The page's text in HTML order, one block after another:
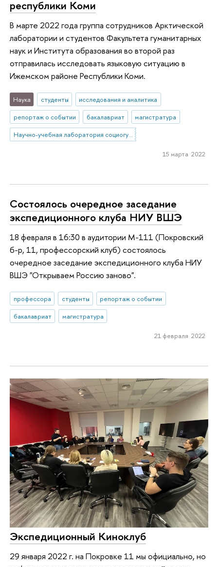
республики Коми
В марте 2022 года группа сотрудников Арктической
лаборатории и студентов Факультета гуманитарных
наук и Института образования во второй раз
отправилась исследовать языковую ситуацию в
Ижемском районе Республики Коми.
Наука студенты
исследования и аналитика
репортаж о событии
бакалавриат
магистратура
Научно-учебная лаборатория социогуманитарных исследований Севера и Арктики
15 марта 2022
Состоялось очередное заседание
экспедиционного клуба НИУ ВШЭ
18 февраля в 16:30 в аудитории М-111 (Покровский
б-р, 11, профессорский клуб) состоялось
очередное заседание экспедиционного клуба НИУ
ВШЭ "Открываем Россию заново".
профессора студенты
репортаж о событии
бакалавриат
магистратура
21 февраля 2022
Экспедиционный Киноклуб
29 января 2022 г. на Покровке 11 мы официально, но